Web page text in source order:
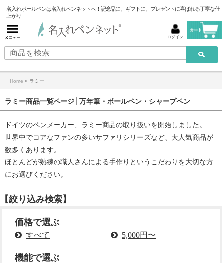
名入れボールペンは名入れペンネットへ！記念品に、ギフトに、プレゼントに喜ばれる丁寧な仕
上がり
ログイン
Home > ラミー
ラミー商品一覧ページ│万年筆・ボールペン・シャープペン
ドイツのペンメーカー、ラミー商品の取り扱いを開始しました。
世界中でコアなファンの多いサファリシリーズなど、大人気商品が
数多くあります。
ほとんどが熟練の職人さんによる手作りというこだわりを大切な方
にお選びください。
【絞り込み検索】
価格で選ぶ
すべて 5,000円〜
機能で選ぶ